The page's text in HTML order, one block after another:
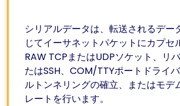
シリアルデータは、転送されるデー
じてイーサネットパケットにカプセ
RAW TCPまたはUDPソケット、リ
たはSSH、COM/TTYポートドライ
ルトンネリングの確立、またはモデ
レートを行います。